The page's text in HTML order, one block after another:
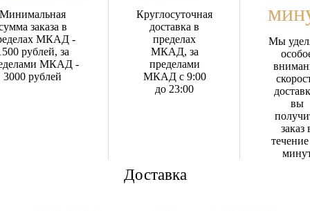
Минимальная
заказа в
МКАД -
рублей, за
МКАД -
3000 рублей
Круглосуточная
доставка в
пределах
МКАД, за
пределами
МКАД с 9:00
до 23:00
Мы
вы
заказ
Доставка